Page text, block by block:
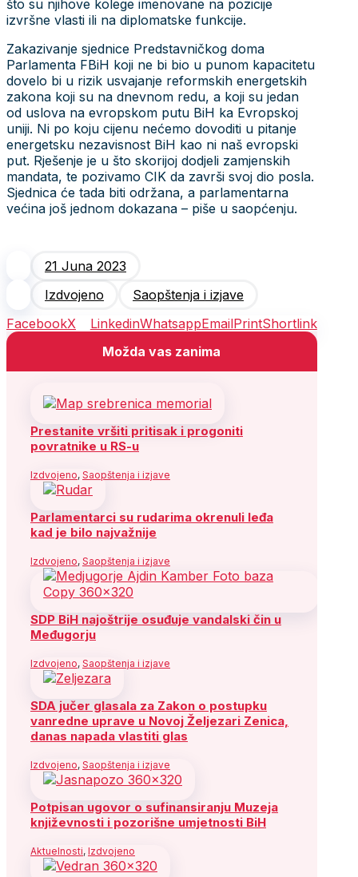
što su njihove kolege imenovane na pozicije
izvršne vlasti ili na diplomatske funkcije.
Zakazivanje sjednice Predstavničkog doma
Parlamenta FBiH koji ne bi bio u punom kapacitetu
dovelo bi u rizik usvajanje reformskih energetskih
zakona koji su na dnevnom redu, a koji su jedan
od uslova na evropskom putu BiH ka Evropskoj
uniji. Ni po koju cijenu nećemo dovoditi u pitanje
energetsku nezavisnost BiH kao ni naš evropski
put. Rješenje je u što skorijoj dodjeli zamjenskih
mandata, te pozivamo CIK da završi svoj dio posla.
Sjednica će tada biti održana, a parlamentarna
većina još jednom dokazana – piše u saopćenju.
21 Juna 2023
Izdvojeno
Saopštenja i izjave
FacebookX LinkedinWhatsappEmailPrintShortlink
Možda vas zanima
Prestanite vršiti pritisak i progoniti
povratnike u RS-u
Izdvojeno, Saopštenja i izjave
Parlamentarci su rudarima okrenuli leđa
kad je bilo najvažnije
Izdvojeno, Saopštenja i izjave
SDP BiH najoštrije osuđuje vandalski čin u
Međugorju
Izdvojeno, Saopštenja i izjave
SDA jučer glasala za Zakon o postupku
vanredne uprave u Novoj Željezari Zenica,
danas napada vlastiti glas
Izdvojeno, Saopštenja i izjave
Potpisan ugovor o sufinansiranju Muzeja
književnosti i pozorišne umjetnosti BiH
Aktuelnosti, Izdvojeno